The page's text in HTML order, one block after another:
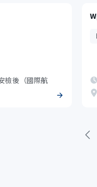
檢後（國際航